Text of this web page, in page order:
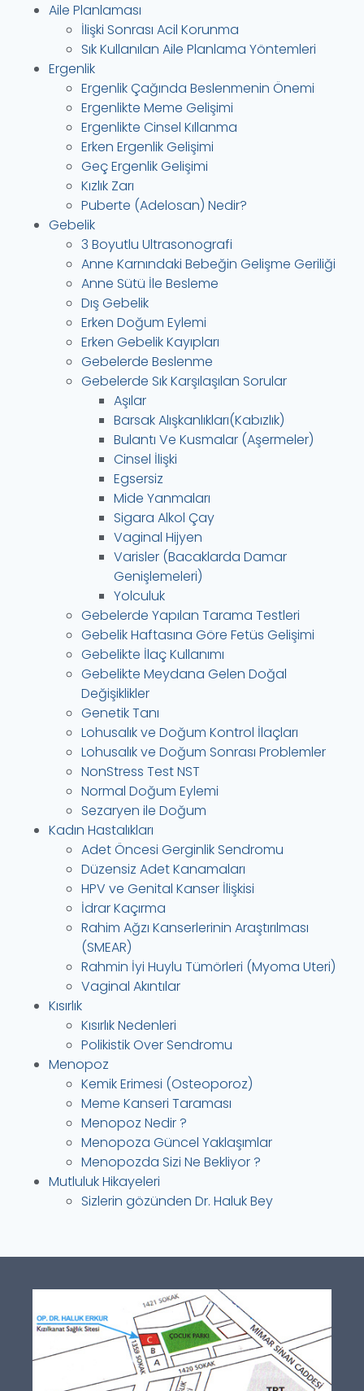
Aile Planlaması
İlişki Sonrası Acil Korunma
Sık Kullanılan Aile Planlama Yöntemleri
Ergenlik
Ergenlik Çağında Beslenmenin Önemi
Ergenlikte Meme Gelişimi
Ergenlikte Cinsel Kıllanma
Erken Ergenlik Gelişimi
Geç Ergenlik Gelişimi
Kızlık Zarı
Puberte (Adelosan) Nedir?
Gebelik
3 Boyutlu Ultrasonografi
Anne Karnındaki Bebeğin Gelişme Geriliği
Anne Sütü İle Besleme
Dış Gebelik
Erken Doğum Eylemi
Erken Gebelik Kayıpları
Gebelerde Beslenme
Gebelerde Sık Karşılaşılan Sorular
Aşılar
Barsak Alışkanlıkları(Kabızlık)
Bulantı Ve Kusmalar (Aşermeler)
Cinsel İlişki
Egsersiz
Mide Yanmaları
Sigara Alkol Çay
Vaginal Hijyen
Varisler (Bacaklarda Damar
Genişlemeleri)
Yolculuk
Gebelerde Yapılan Tarama Testleri
Gebelik Haftasına Göre Fetüs Gelişimi
Gebelikte İlaç Kullanımı
Gebelikte Meydana Gelen Doğal
Değişiklikler
Genetik Tanı
Lohusalık ve Doğum Kontrol İlaçları
Lohusalık ve Doğum Sonrası Problemler
NonStress Test NST
Normal Doğum Eylemi
Sezaryen ile Doğum
Kadın Hastalıkları
Adet Öncesi Gerginlik Sendromu
Düzensiz Adet Kanamaları
HPV ve Genital Kanser İlişkisi
İdrar Kaçırma
Rahim Ağzı Kanserlerinin Araştırılması
(SMEAR)
Rahmin İyi Huylu Tümörleri (Myoma Uteri)
Vaginal Akıntılar
Kısırlık
Kısırlık Nedenleri
Polikistik Over Sendromu
Menopoz
Kemik Erimesi (Osteoporoz)
Meme Kanseri Taraması
Menopoz Nedir ?
Menopoza Güncel Yaklaşımlar
Menopozda Sizi Ne Bekliyor ?
Mutluluk Hikayeleri
Sizlerin gözünden Dr. Haluk Bey